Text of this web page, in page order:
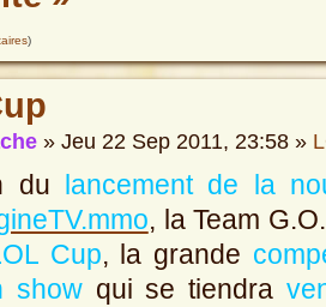
)
» Jeu 22 Sep 2011, 23:58 »
du
lancement de la
, la Team
Cup, la grande
showqui se tiendra